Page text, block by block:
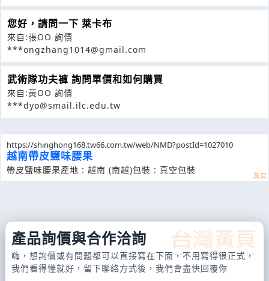
您好，請問一下 萊卡布
來自:張OO 詢價
***ongzhang1014@gmail.com
武術隊功夫褲 詢問單價和如何購買
來自:黃OO 詢價
***dyo@smail.ilc.edu.tw
https://shinghong168.tw66.com.tw/web/NMD?postId=1027010
越南帶皮鹽味腰果
帶皮鹽味腰果產地 : 越南 (南越)包裝 : 真空包裝
產品詢價與合作洽詢
嗨，想詢價或有問題都可以直接寫在下面，不用寫得很正式，
我們看得懂就好，留下聯絡方式後，我們會盡快回覆你